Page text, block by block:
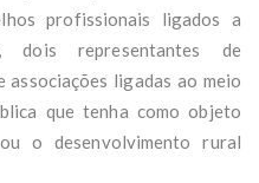
profissionais ligados a
dois representantes de
associações ligadas ao meio
que tenha como objeto
o desenvolvimento rural